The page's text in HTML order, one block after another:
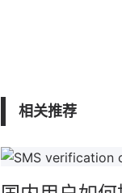
相关推荐